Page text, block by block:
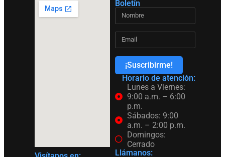
Boletín
¡Suscribirme!
Horario de atención:
Lunes a Viernes:
9:00 a.m. – 6:00
p.m.
Sábados: 9:00
a.m. – 2:00 p.m.
Domingos:
Cerrado
Llámanos: